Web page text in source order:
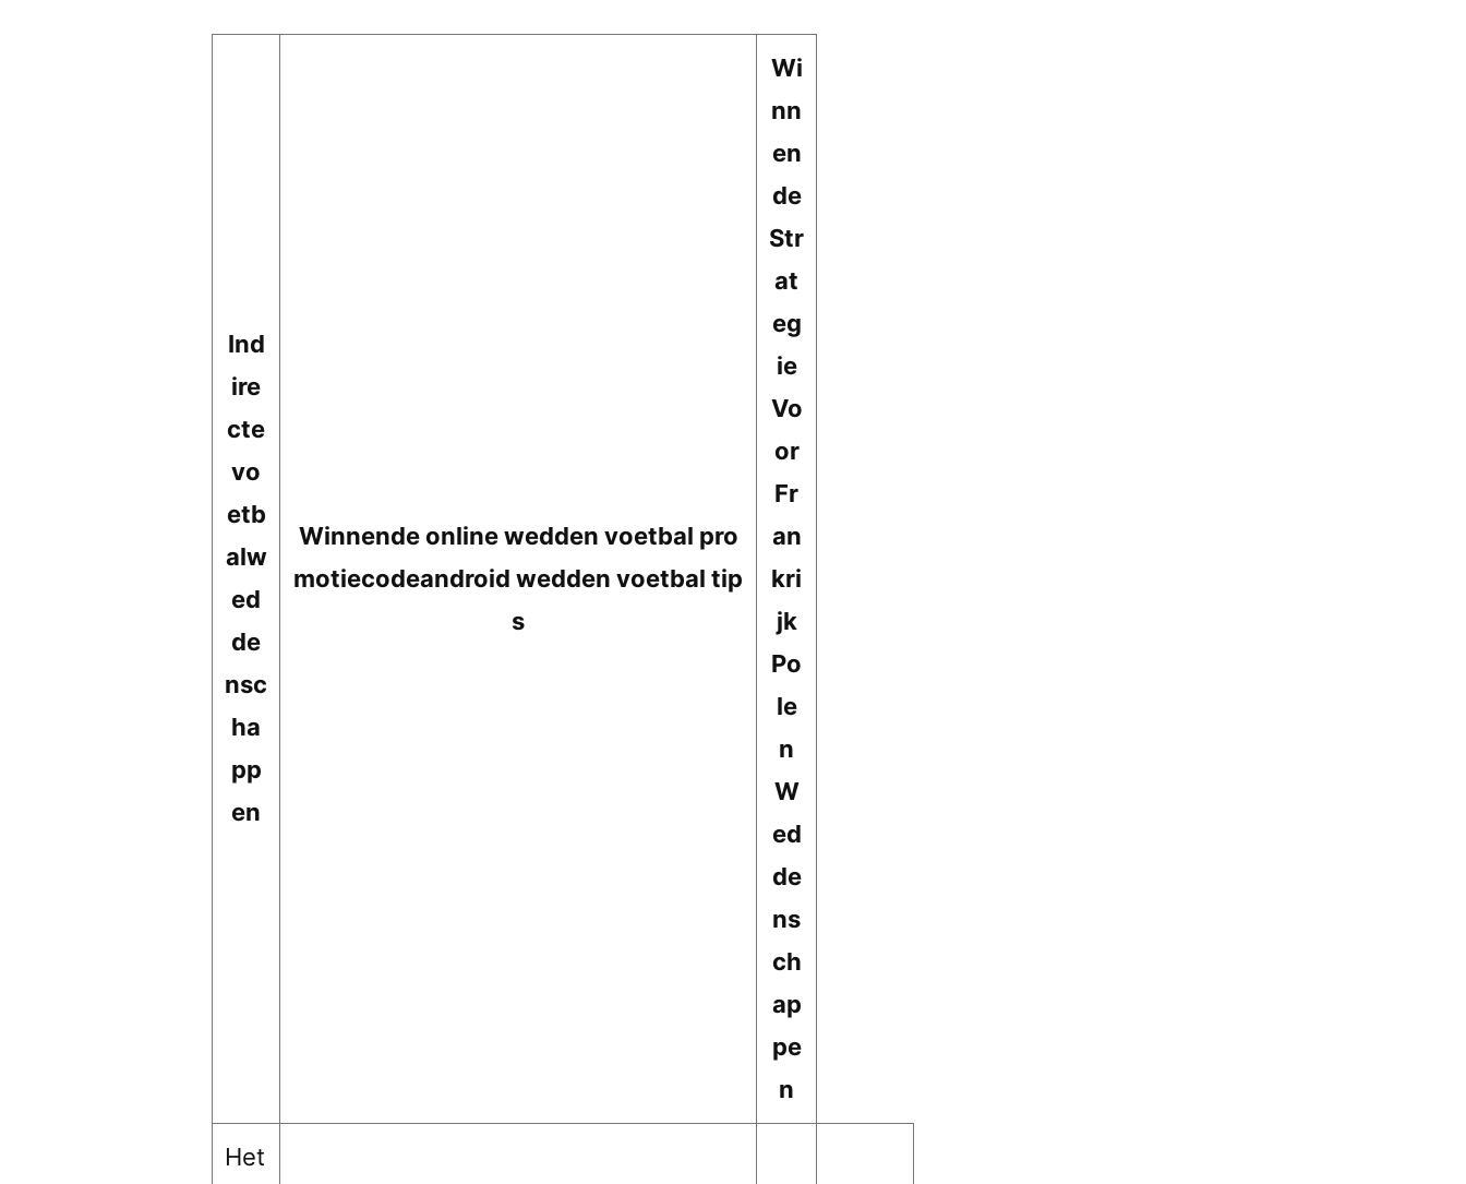
Ind
ire
cte
vo
etb
alw
ed
de
nsc
ha
pp
en
Winnende online wedden voetbal pro
motiecodeandroid wedden voetbal tip
s
Wi
nn
en
de
Str
at
eg
ie
Vo
or
Fr
an
kri
jk
Po
le
n
W
ed
de
ns
ch
ap
pe
n
Het